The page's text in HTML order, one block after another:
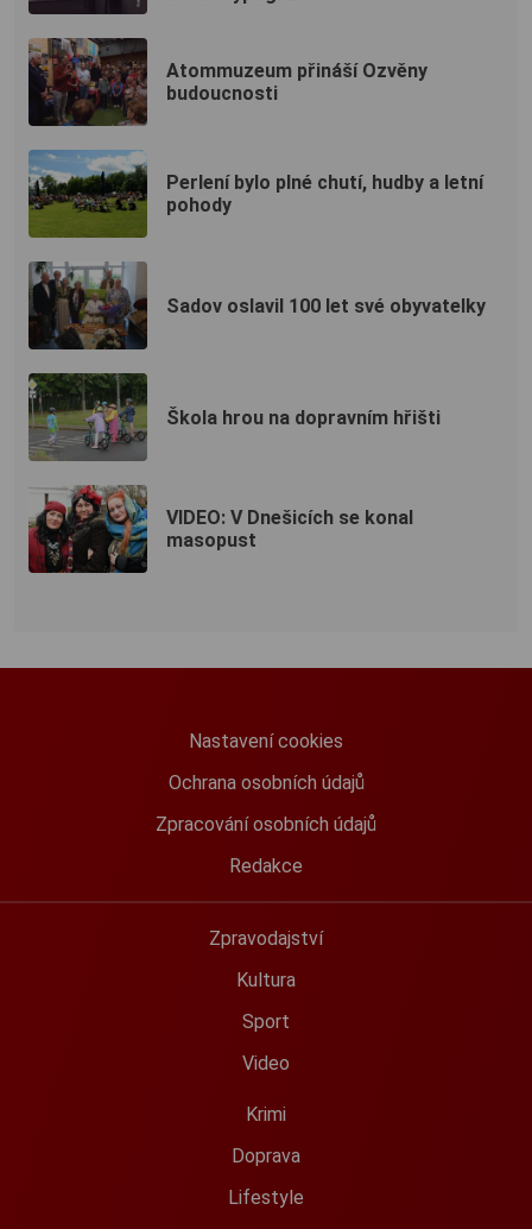
Atommuzeum přináší Ozvěny
budoucnosti
Perlení bylo plné chutí, hudby a letní
pohody
Sadov oslavil 100 let své obyvatelky
Škola hrou na dopravním hřišti
VIDEO: V Dnešicích se konal
masopust
Nastavení cookies
Ochrana osobních údajů
Zpracování osobních údajů
Redakce
Zpravodajství
Kultura
Sport
Video
Krimi
Doprava
Lifestyle